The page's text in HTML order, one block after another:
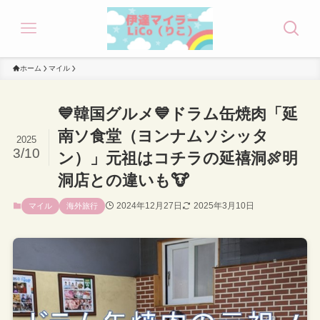
ホーム マイル
💙韓国グルメ💙ドラム缶焼肉「延
南ソ食堂（ヨンナムソシッタ
ン）」元祖はコチラの延禧洞🍖明
洞店との違いも🐮
2025
3/10
マイル 海外旅行 2024年12月27日 2025年3月10日